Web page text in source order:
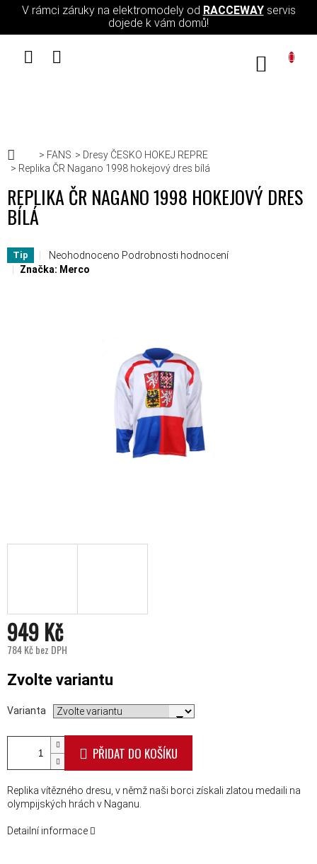
Přejít na obsah
V rámci záruky na elektromodely od RACCEWAYservis
dojede k vám domů!
Domů
FANS
Dresy ČESKO HOKEJ REPRE
Replika ČR Nagano 1998 hokejový dres bílá
REPLIKA ČR NAGANO 1998 HOKEJOVÝ DRES
BÍLÁ
Tip Průměrné hodnocení produktu je 0,0 z 5 hvězdiček.
Neohodnoceno Podrobnosti hodnocení
Značka: Merco
949 Kč
784 Kč bez DPH
Zvolte variantu
Varianta
PŘIDAT DO KOŠÍKU
Replika vítězného dresu, v němž naši borci získali zlatou medaili na
olympijských hrách v Naganu.
Detailní informace